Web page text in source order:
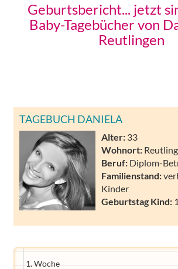
Geburtsbericht... jetzt
Baby-Tagebücher von
Reutlingen
TAGEBUCH DANIELA
Alter: 33
Wohnort:
Beruf: Diplom-
Familienstand:
Kinder
Geburtstag Kind:
1. Woche